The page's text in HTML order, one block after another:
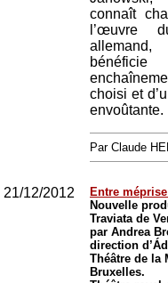
connaît
l’œuvre
allemand,
choisi et
envoûtante.
Par Claude
21/12/2012
Entre
Nouvelle
Traviata de
par Andrea
direction
Théâtre de la
Bruxelles.